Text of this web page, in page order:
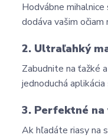
Hodvábne
dodáva vašim
2. Ultraľahký
Zabudnite na ťažké
jednoduchá
3. Perfektné
Ak hľadáte riasy na